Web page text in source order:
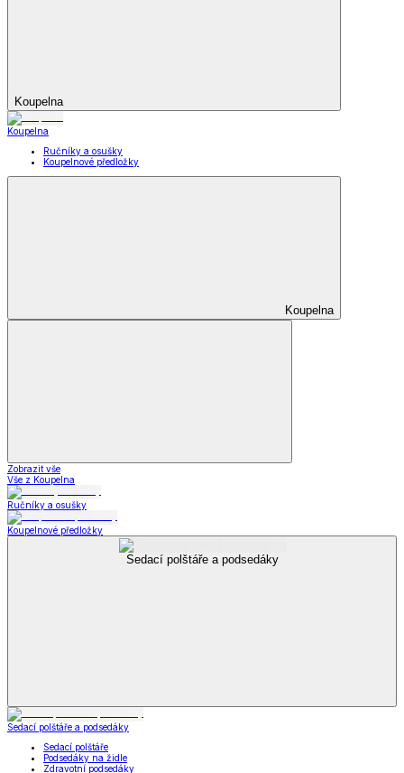
Koupelna
Koupelna
Ručníky a osušky
Koupelnové předložky
Koupelna
Zobrazit vše
Vše z Koupelna
Ručníky a osušky
Koupelnové předložky
Sedací polštáře a podsedáky
Sedací polštáře a podsedáky
Sedací polštáře
Podsedáky na židle
Zdravotní podsedáky